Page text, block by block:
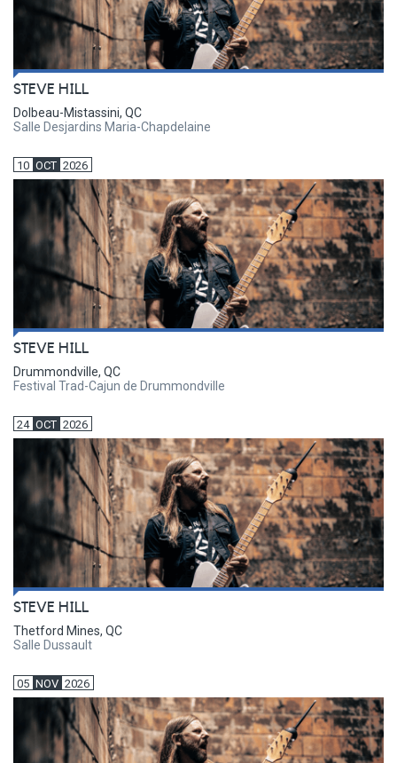
STEVE HILL
Dolbeau-Mistassini, QC
Salle Desjardins Maria-Chapdelaine
10 OCT 2026
STEVE HILL
Drummondville, QC
Festival Trad-Cajun de Drummondville
24 OCT 2026
STEVE HILL
Thetford Mines, QC
Salle Dussault
05 NOV 2026